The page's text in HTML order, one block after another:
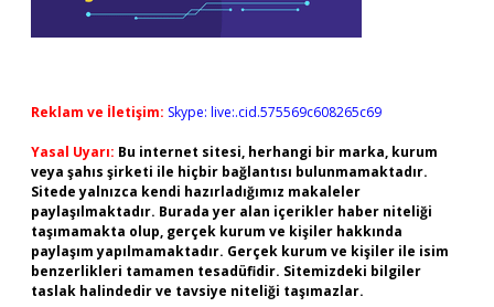
Reklam ve İletişim: Skype: live:.cid.575569c608265c69
Yasal Uyarı: Bu internet sitesi, herhangi bir marka, kurum
veya şahıs şirketi ile hiçbir bağlantısı bulunmamaktadır.
Sitede yalnızca kendi hazırladığımız makaleler
paylaşılmaktadır. Burada yer alan içerikler haber niteliği
taşımamakta olup, gerçek kurum ve kişiler hakkında
paylaşım yapılmamaktadır. Gerçek kurum ve kişiler ile isim
benzerlikleri tamamen tesadüfidir. Sitemizdeki bilgiler
taslak halindedir ve tavsiye niteliği taşımazlar.